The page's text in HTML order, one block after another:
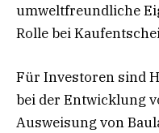
umweltfreundliche
Rolle bei
Für Investoren sind
bei der Entwicklung
Ausweisung von